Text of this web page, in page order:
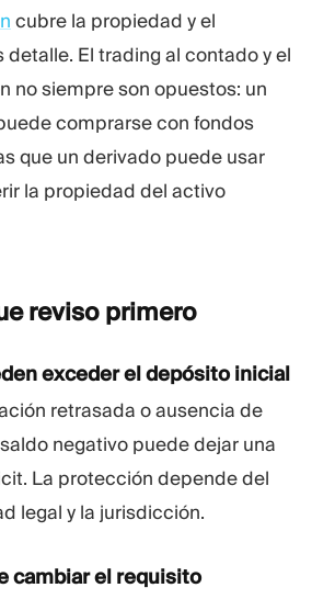
cubre la propiedad y el
El trading al contado y el
no siempre son opuestos: un
comprarse con fondos
que un derivado puede usar
la propiedad del activo
reviso primero
exceder el depósito inicial
retrasada o ausencia de
negativo puede dejar una
La protección depende del
legal y la jurisdicción.
cambiar el requisito